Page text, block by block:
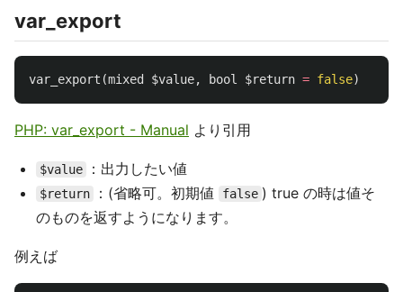
var_export
var_export (mixed $value, bool $return = false)
PHP: var_export - Manual より引用
$value ：出力したい値
$return ：(省略可。初期値 false ) true の時は値そ
のものを返すようになります。
例えば